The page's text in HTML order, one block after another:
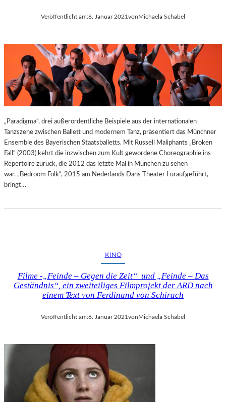
Veröffentlicht am:6. Januar 2021vonMichaela Schabel
„Paradigma“, drei außerordentliche Beispiele aus der internationalen
Tanzszene zwischen Ballett und modernem Tanz, präsentiert das Münchner
Ensemble des Bayerischen Staatsballetts. Mit Russell Maliphants „Broken
Fall“ (2003) kehrt die inzwischen zum Kult gewordene Choreographie ins
Repertoire zurück, die 2012 das letzte Mal in München zu sehen
war. „Bedroom Folk“, 2015 am Nederlands Dans Theater I uraufgeführt,
bringt…
KINO
Filme -„Feinde – Gegen die Zeit“ und „Feinde – Das
Geständnis“, ein zweiteiliges Filmprojekt der ARD nach
einem Text von Ferdinand von Schirach
Veröffentlicht am:6. Januar 2021vonMichaela Schabel